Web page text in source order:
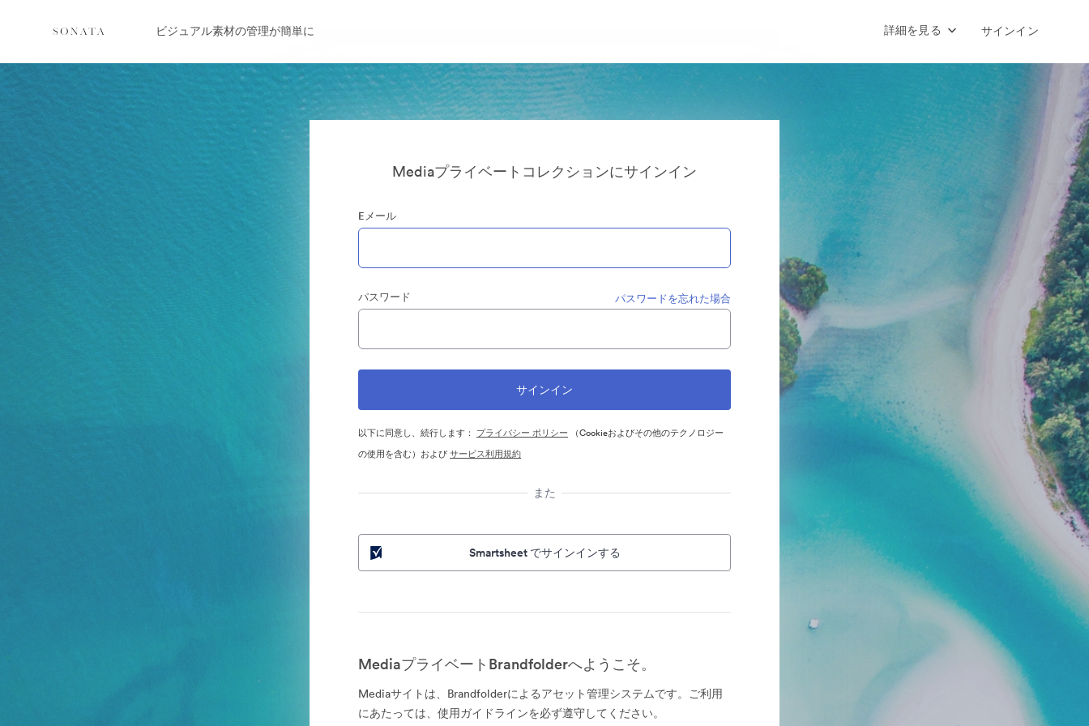
ビジュアル素材の管理が簡単に 詳細を見る サインイン
Mediaプライベートコレクションにサインイン
Eメール
パスワード パスワードを忘れた場合
以下に同意し、続行します： プライバシー ポリシー （Cookieおよびその他のテクノロジー
の使用を含む）およびサービス利用規約
また
Smartsheet でサインインする
MediaプライベートBrandfolderへようこそ。
Mediaサイトは、Brandfolderによるアセット管理システムです。ご利用
にあたっては、使用ガイドラインを必ず遵守してください。